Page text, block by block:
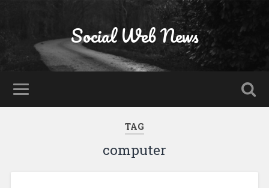
Social Web News
TAG
computer